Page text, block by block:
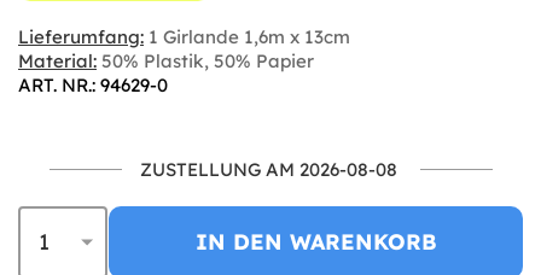
Lieferumfang: 1 Girlande 1,6m x 13cm
Material: 50% Plastik, 50% Papier
ART. NR.: 94629-0
ZUSTELLUNG AM 2026-08-08
IN DEN WARENKORB